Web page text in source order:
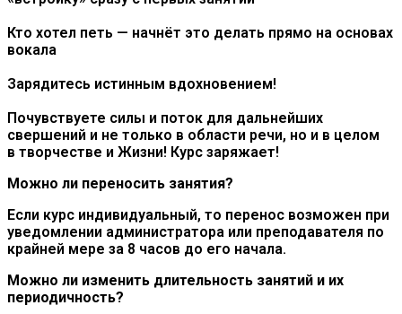
Кто хотел петь — начнёт это делать прямо на основах
вокала
Зарядитесь истинным вдохновением!
Почувствуете силы и поток для дальнейших
свершений и не только в области речи, но и в целом
в творчестве и Жизни! Курс заряжает!
Можно ли переносить занятия?
Если курс индивидуальный, то перенос возможен при
уведомлении администратора или преподавателя по
крайней мере за 8 часов до его начала.
Можно ли изменить длительность занятий и их
периодичность?